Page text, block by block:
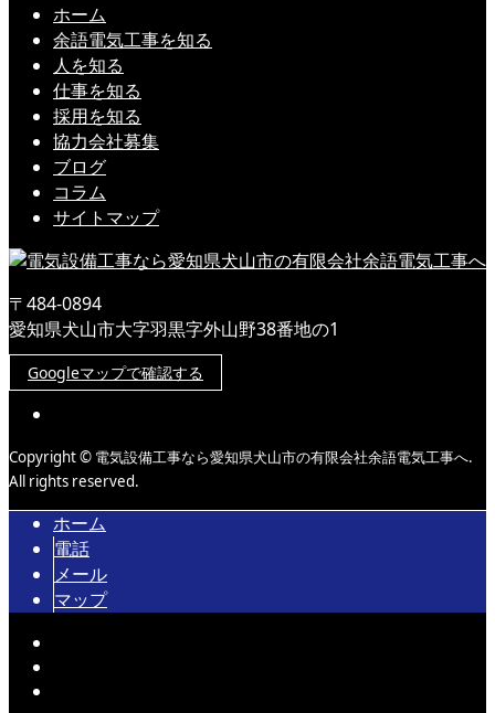
ホーム
余語電気工事を知る
人を知る
仕事を知る
採用を知る
協力会社募集
ブログ
コラム
サイトマップ
〒484-0894
愛知県犬山市大字羽黒字外山野38番地の1
Googleマップで確認する
Copyright © 電気設備工事なら愛知県犬山市の有限会社余語電気工事へ.
All rights reserved.
ホーム
電話
メール
マップ